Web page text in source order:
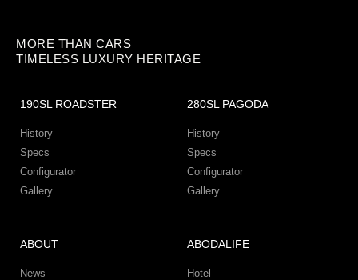
MORE THAN CARS
TIMELESS LUXURY HERITAGE
190SL ROADSTER
History
Specs
Configurator
Gallery
280SL PAGODA
History
Specs
Configurator
Gallery
ABOUT
News
ABODALIFE
Hotel